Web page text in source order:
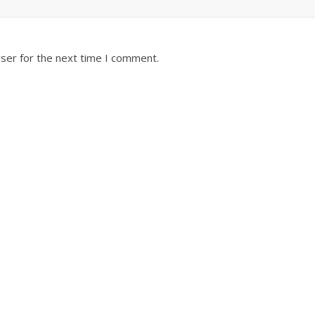
for the next time I comment.